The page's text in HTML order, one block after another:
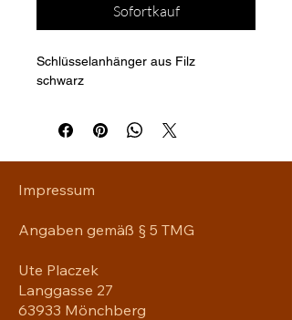
Sofortkauf
Schlüsselanhänger aus Filz
schwarz
Impressum
Angaben gemäß § 5 TMG
Ute Placzek
Langgasse 27
63933 Mönchberg